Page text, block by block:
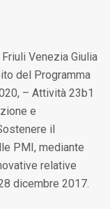
Venezia Giulia
del Programma
– Attività 23b1
e
il
PMI, mediante
relative
dicembre 2017.